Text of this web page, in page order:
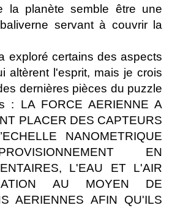
la planète semble être une
servant à couvrir la
exploré certains des aspects
altèrent l'esprit, mais je crois
dernières pièces du puzzle
: LA FORCE AERIENNE A
PLACER DES CAPTEURS
NANOMETRIQUE
EN
L'EAU ET L'AIR
AU MOYEN DE
AERIENNES AFIN QU'ILS